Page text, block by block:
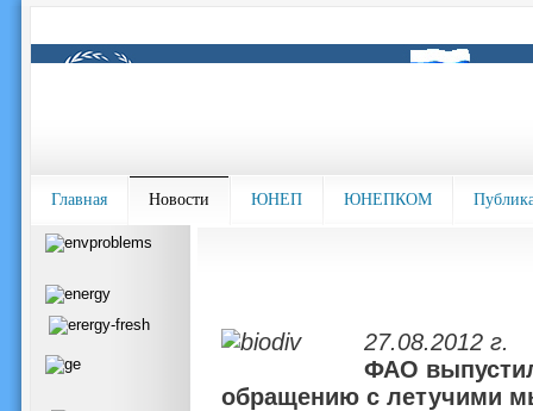
Главная Новости ЮНЕП ЮНЕПКОМ
27.08.2012 г.
ФАО
обращению с летучими